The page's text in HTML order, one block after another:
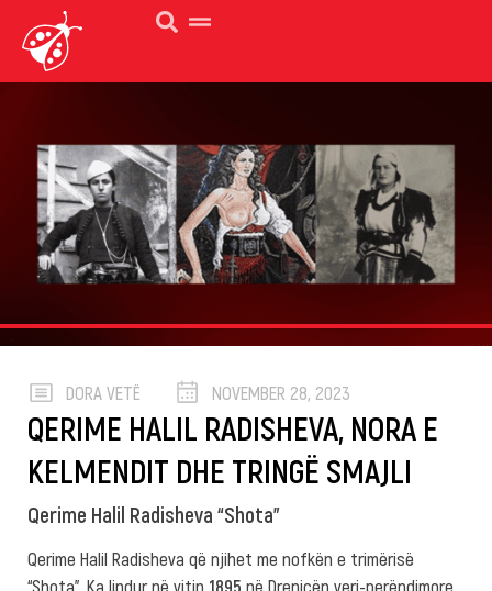
DORA VETË NOVEMBER 28, 2023
QERIME HALIL RADISHEVA, NORA E
KELMENDIT DHE TRINGË SMAJLI
Qerime Halil Radisheva “Shota”
Qerime Halil Radisheva që njihet me nofkën e trimërisë
“Shota”. Ka lindur në vitin 1895 në Drenicën veri-perëndimore